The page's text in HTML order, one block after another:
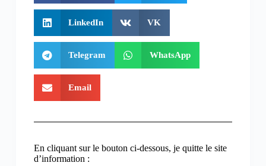
LinkedIn VK
Telegram WhatsApp
Email
En cliquant sur le bouton ci-dessous, je quitte le site
d’information :